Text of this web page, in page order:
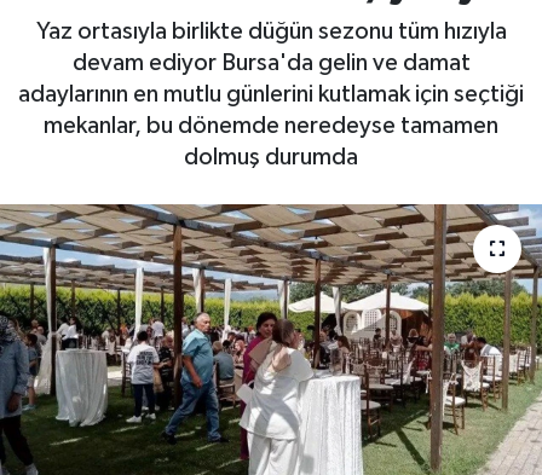
Yaz ortasıyla birlikte düğün sezonu tüm hızıyla
devam ediyor Bursa'da gelin ve damat
adaylarının en mutlu günlerini kutlamak için seçtiği
mekanlar, bu dönemde neredeyse tamamen
dolmuş durumda
Magazin
Otomobil
Teknoloji
Yaşam